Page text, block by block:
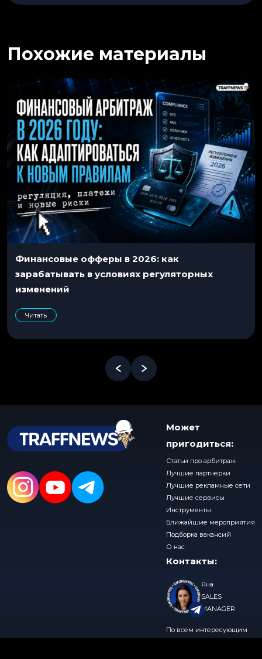
Похожие материалы
Финансовые офферы в 2026: как
зарабатывать в условиях регуляторных
изменений
Читать
Может
пригодиться:
Статьи про арбитраж
Лучшие партнерки
Лучшие рекламные сети
Лучшие сервисы
Инструменты
Ближайшие мероприятия
Подборка вакансий
О нас
Контакты:
Яна
SALES
MANAGER
По всем интересующим